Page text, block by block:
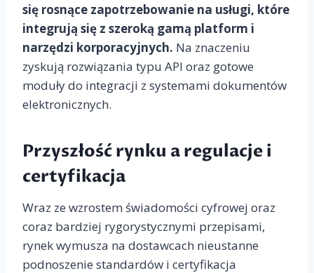
się rosnące zapotrzebowanie na usługi, które
integrują się z szeroką gamą platform i
narzędzi korporacyjnych. Na znaczeniu
zyskują rozwiązania typu API oraz gotowe
moduły do integracji z systemami dokumentów
elektronicznych.
Przyszłość rynku a regulacje i
certyfikacja
Wraz ze wzrostem świadomości cyfrowej oraz
coraz bardziej rygorystycznymi przepisami,
rynek wymusza na dostawcach nieustanne
podnoszenie standardów i certyfikacja